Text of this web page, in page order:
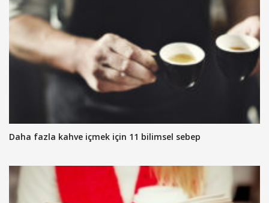
Daha fazla kahve içmek için 11 bilimsel sebep